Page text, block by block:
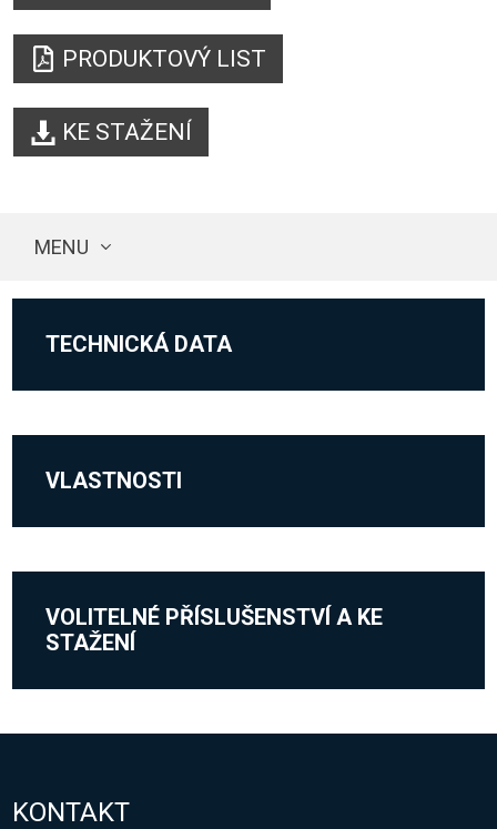
PRODUKTOVÝ LIST
KE STAŽENÍ
MENU
TECHNICKÁ DATA
VLASTNOSTI
VOLITELNÉ PŘÍSLUŠENSTVÍ A KE
STAŽENÍ
KONTAKT